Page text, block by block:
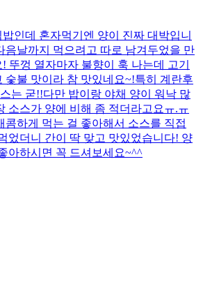
인데 혼자먹기엔 양이 진짜 대박입니
음날까지 먹으려고 따로 남겨두었을 만
뚜껑 열자마자 불향이 훅 나는데 고기
숯불 맛이라 참 맛있네요~!특히 계란후
는 굳!! ​다만 밥이랑 야채 양이 워낙 많
소스가 양에 비해 좀 적더라고요ㅠ.ㅠ
콤하게 먹는 걸 좋아해서 소스를 직접
었더니 간이 딱 맞고 맛있었습니다! 양
아하시면 꼭 드셔보세요~^^